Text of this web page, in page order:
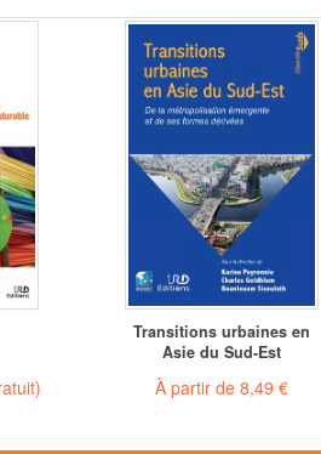
Transitions urbaines en
Asie du Sud-Est
À partir de 8,49 €